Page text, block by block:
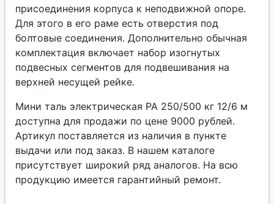
присоединения корпуса к неподвижной опоре.
Для этого в его раме есть отверстия под
болтовые соединения. Дополнительно обычная
комплектация включает набор изогнутых
подвесных сегментов для подвешивания на
верхней несущей рейке.
Мини таль электрическая РА 250/500 кг 12/6 м
доступна для продажи по цене 9000 рублей.
Артикул поставляется из наличия в пункте
выдачи или под заказ. В нашем каталоге
присутствует широкий ряд аналогов. На всю
продукцию имеется гарантийный ремонт.